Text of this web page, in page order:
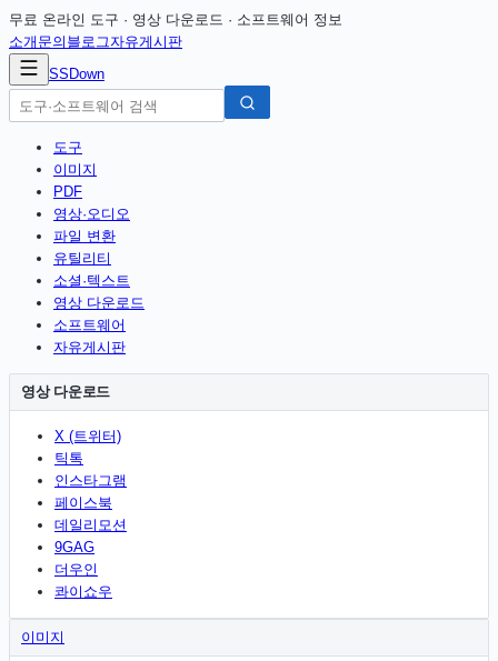
무료 온라인 도구 · 영상 다운로드 · 소프트웨어 정보
소개 문의 블로그자유게시판
SSDown
도구
이미지
PDF
영상·오디오
파일 변환
유틸리티
소셜·텍스트
영상 다운로드
소프트웨어
자유게시판
영상 다운로드
X (트위터)
틱톡
인스타그램
페이스북
데일리모션
9GAG
더우인
콰이쇼우
이미지